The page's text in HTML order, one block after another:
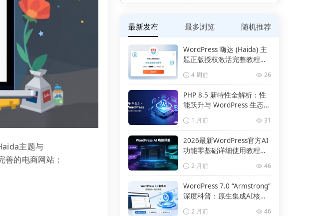
主题与
的电商网站：
最新发布 最多浏览 随机推荐
WordPress 嗨达 (Haida) 主
题正版授权激活完整教程
4 周前 26
PHP 8.5 新特性全解析：性
能跃升与 WordPress 生态适
1 月前 31
2026最新WordPress官方AI
功能零基础详细使用教程
2 月前 46
WordPress 7.0 “Armstrong”
深度科普：原生集成AI核心
2 月前 46